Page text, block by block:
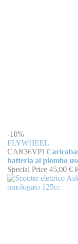
-10%
FLYWHEEL
CAR36VPI
batteria al piombo
Special Price 45,00 €